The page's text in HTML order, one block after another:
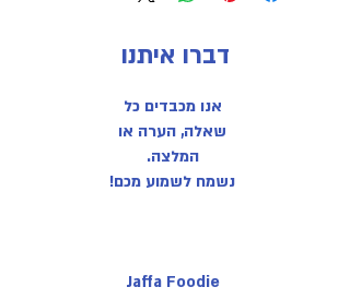
אנו מכבדים כל
שאלה, הערה או
המלצה.
נשמח לשמוע מכם!
Jaffa Foodie
דברו איתנו